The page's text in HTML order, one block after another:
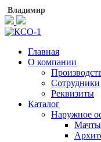
Владимир
Главная
О компании
Сотрудники
Реквизиты
Каталог
Наружное
Мачты